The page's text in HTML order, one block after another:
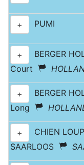
+ PUMI
+
BERGER
Court
+
BERGER
Long
+
CHIEN
SAARLOOS